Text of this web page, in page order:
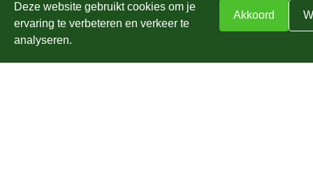
Altijd een verzorgde tuin?
Kies voor tuinonderhoud
Deze website gebruikt cookies om je
ervaring te verbeteren en verkeer te
analyseren.
Akkoord